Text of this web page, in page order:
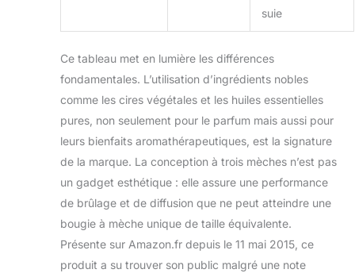
suie
Ce tableau met en lumière les différences
fondamentales. L’utilisation d’ingrédients nobles
comme les cires végétales et les huiles essentielles
pures, non seulement pour le parfum mais aussi pour
leurs bienfaits aromathérapeutiques, est la signature
de la marque. La conception à trois mèches n’est pas
un gadget esthétique : elle assure une performance
de brûlage et de diffusion que ne peut atteindre une
bougie à mèche unique de taille équivalente.
Présente sur Amazon.fr depuis le 11 mai 2015, ce
produit a su trouver son public malgré une note